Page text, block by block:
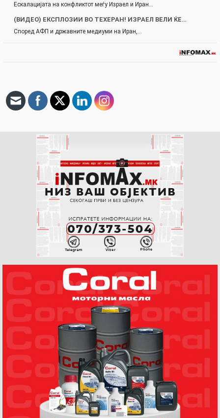
Ескалацијата на конфликтот меѓу Израел и Иран…
(ВИДЕО) ЕКСПЛОЗИИ ВО ТЕХЕРАН! ИЗРАЕЛ ВЕЛИ ЌЕ…
Според АФП и државните медиуми на Иран,…